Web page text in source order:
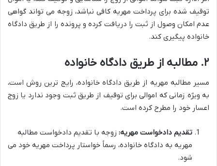
توقیف شده برای پرداخت مهریه کافی نباشد، زوجه می تواند گواهی
عدم امکان وصول از ثبت را دریافت کرده و پرونده را از طریق دادگاه
خانواده پیگیری کند.
۲. مطالبه از طریق دادگاه خانواده
مسیر مطالبه مهریه از طریق دادگاه خانواده، رایج ترین روش است،
به ویژه زمانی که اموالی برای توقیف از طریق ثبت وجود ندارد یا زوج
اعسار خود را مطرح کرده است.
تقدیم دادخواست مهریه: زوجه با تقدیم دادخواست مطالبه
مهریه به دادگاه خانواده، رسماً خواستار پرداخت مهریه خود می
شود.